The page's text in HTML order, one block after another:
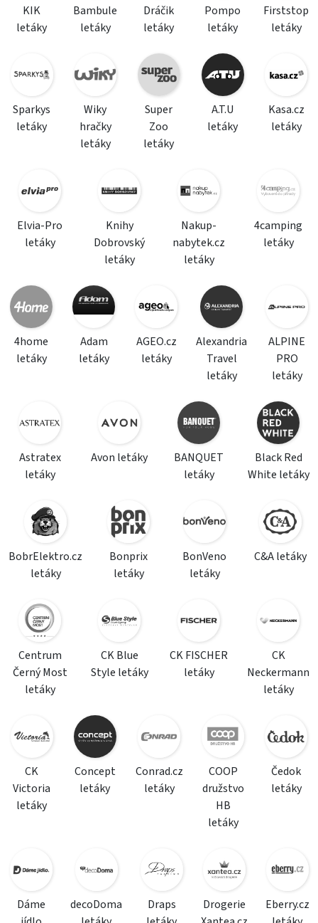
KIK
letáky
Bambule
letáky
Dráčik
letáky
Pompo
letáky
Firststop
letáky
Sparkys
letáky
Wiky
hračky
letáky
Super
Zoo
letáky
A.T.U
letáky
Kasa.cz
letáky
Elvia-Pro
letáky
Knihy
Dobrovský
letáky
Nakup-
nabytek.cz
letáky
4camping
letáky
4home
letáky
Adam
letáky
AGEO.cz
letáky
Alexandria
Travel
letáky
ALPINE
PRO
letáky
Astratex
letáky
Avon letáky
BANQUET
letáky
Black Red
White letáky
BobrElektro.cz
letáky
Bonprix
letáky
BonVeno
letáky
C&A letáky
Centrum
Černý Most
letáky
CK Blue
Style letáky
CK FISCHER
letáky
CK
Neckermann
letáky
CK
Victoria
letáky
Concept
letáky
Conrad.cz
letáky
COOP
družstvo
HB
letáky
Čedok
letáky
Dáme
decoDoma
Draps
Drogerie
Eberry.cz